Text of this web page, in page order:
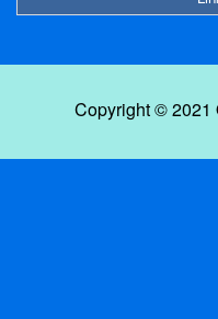
Copyright © 2021